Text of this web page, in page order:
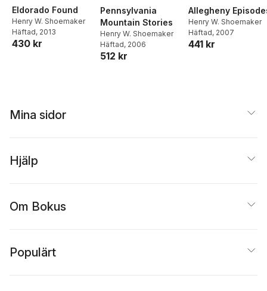
Eldorado Found
Henry W. Shoemaker
Häftad, 2013
430 kr
Pennsylvania
Mountain Stories
Henry W. Shoemaker
Häftad, 2006
512 kr
Allegheny
Henry W. Shoemaker
Häftad, 2007
441 kr
Mina sidor
Hjälp
Om Bokus
Populärt